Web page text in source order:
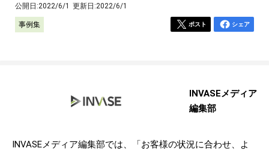
公開日:2022/6/1 更新日:2022/6/1
事例集 ポスト シェア
INVASEメディア
編集部
INVASEメディア編集部では、「お客様の状況に合わせ、よ